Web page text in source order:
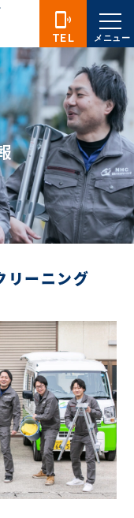
リーニング
phonelink_ring
TEL メニュー